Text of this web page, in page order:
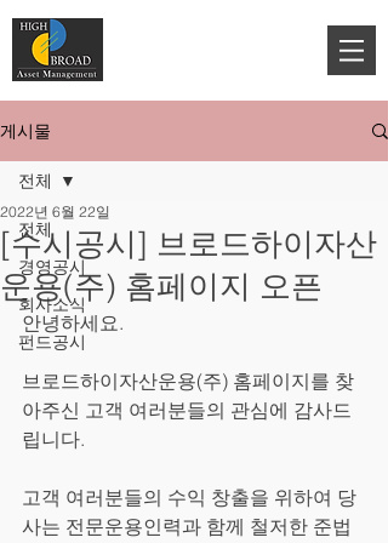
게시물
전체
경영공시
회사소식
펀드공시
전체
[수시공시] 브로드하이자산
운용(주) 홈페이지 오픈
2022년 6월 22일
안녕하세요.
브로드하이자산운용(주) 홈페이지를 찾
아주신 고객 여러분들의 관심에 감사드
립니다.
고객 여러분들의 수익 창출을 위하여 당
사는 전문운용인력과 함께 철저한 준법